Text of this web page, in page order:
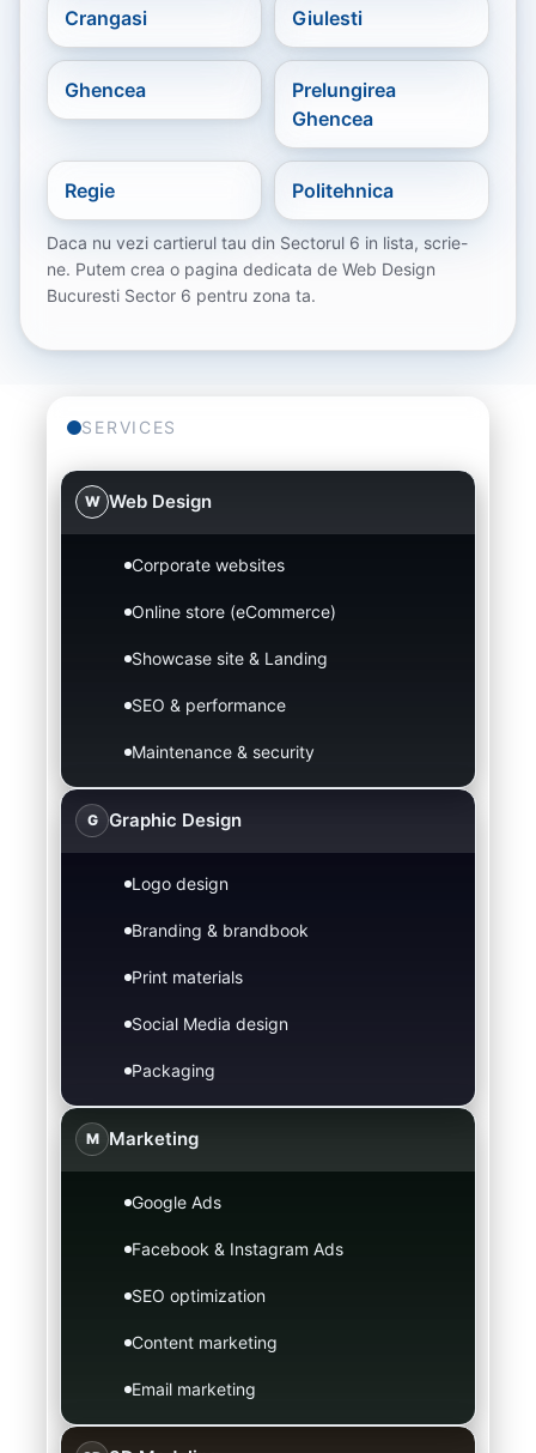
Crangasi Giulesti
Ghencea
Prelungirea
Ghencea
Regie Politehnica
Daca nu vezi cartierul tau din Sectorul 6 in lista, scrie-
ne. Putem crea o pagina dedicata de Web Design
Bucuresti Sector 6 pentru zona ta.
SERVICES
W Web Design
Corporate websites
Online store (eCommerce)
Showcase site & Landing
SEO & performance
Maintenance & security
G Graphic Design
Logo design
Branding & brandbook
Print materials
Social Media design
Packaging
M Marketing
Google Ads
Facebook & Instagram Ads
SEO optimization
Content marketing
Email marketing